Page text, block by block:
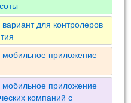
для контролеров
приложение
приложение
компаний с